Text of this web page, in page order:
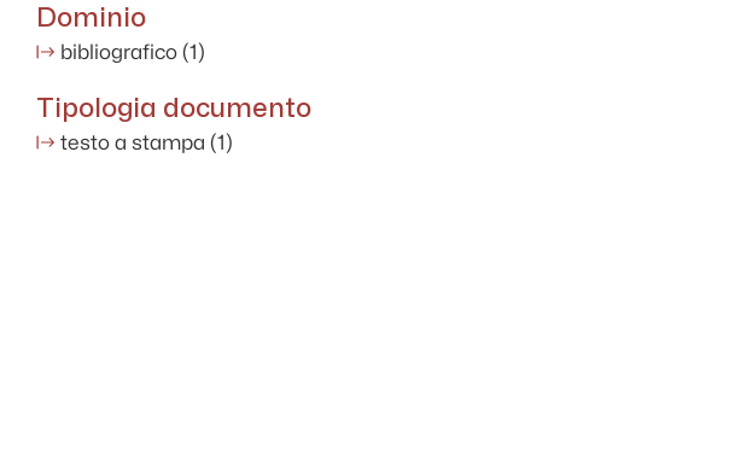
Dominio
bibliografico (1)
Tipologia documento
testo a stampa (1)